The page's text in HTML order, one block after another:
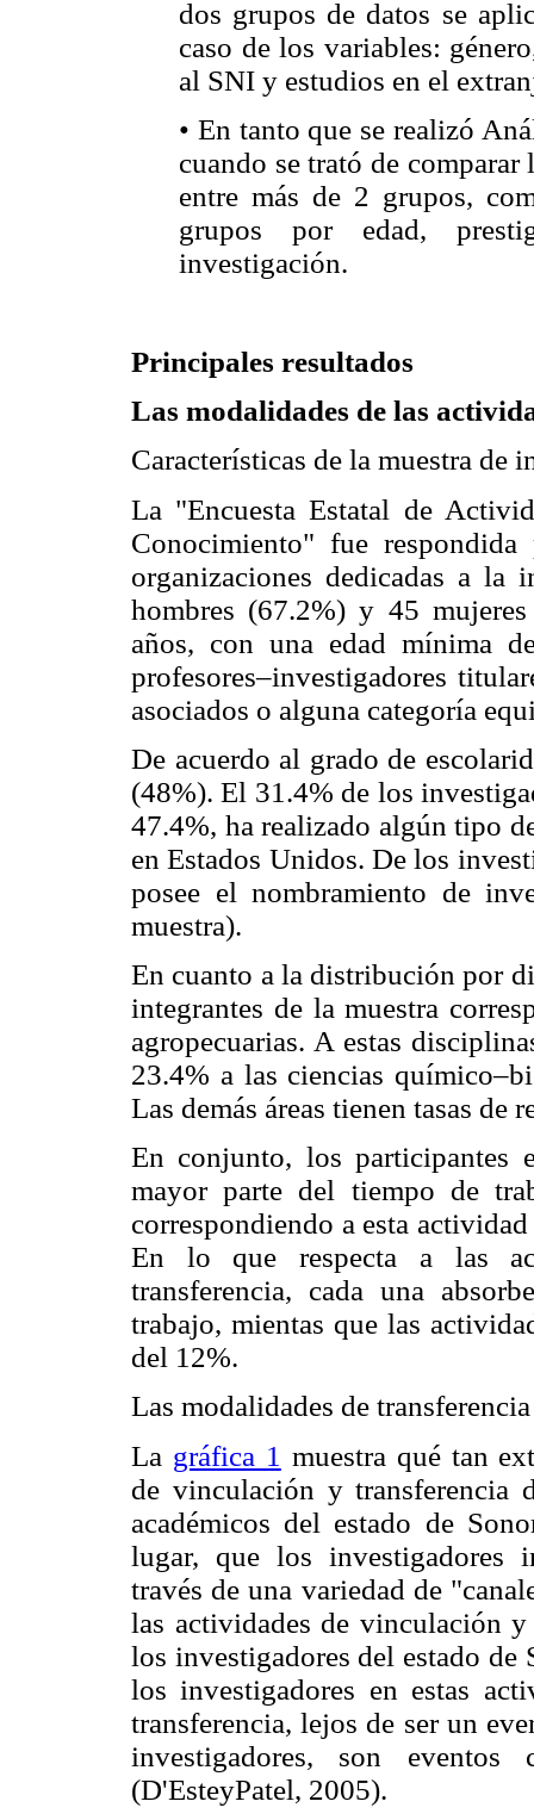
dos grupos de datos se
caso de los variables:
al SNI y estudios en el
• En tanto que se realizó
cuando se trató de
entre más de 2 grupos,
grupos por edad,
investigación.
Principales resultados
Las modalidades de las
Características de la muestra de
La "Encuesta Estatal de
Conocimiento" fue
organizaciones dedicadas a
hombres (67.2%) y 45
años, con una edad mínima
profesores–investigadores
asociados o alguna categoría
De acuerdo al grado de
(48%). El 31.4% de los
47.4%, ha realizado algún tipo
en Estados Unidos. De los
posee el nombramiento de
muestra).
En cuanto a la distribución por
integrantes de la muestra
agropecuarias. A estas
23.4% a las ciencias
Las demás áreas tienen tasas de
En conjunto, los participantes
mayor parte del tiempo de
correspondiendo a esta
En lo que respecta a las
transferencia, cada una
trabajo, mientas que las
del 12%.
Las modalidades de
La gráfica 1 muestra qué tan
de vinculación y transferencia
académicos del estado de
lugar, que los investigadores
través de una variedad de
las actividades de vinculación
los investigadores del estado de
los investigadores en estas
transferencia, lejos de ser un
investigadores, son
(D'EsteyPatel, 2005).